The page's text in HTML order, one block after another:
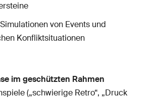
von Events und
Konfliktsituationen
im geschützten Rahmen
(„schwierige Retro“, „Druck